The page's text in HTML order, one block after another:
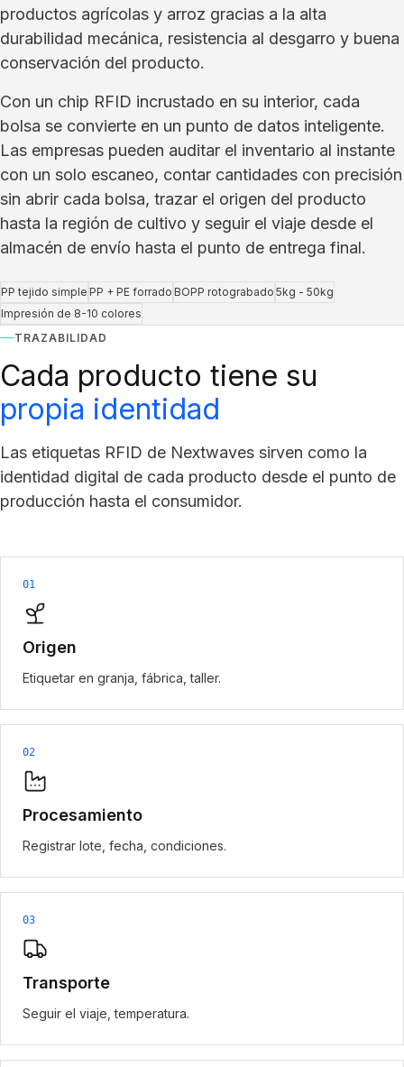
productos agrícolas y arroz gracias a la alta
durabilidad mecánica, resistencia al desgarro y buena
conservación del producto.
Con un chip RFID incrustado en su interior, cada
bolsa se convierte en un punto de datos inteligente.
Las empresas pueden auditar el inventario al instante
con un solo escaneo, contar cantidades con precisión
sin abrir cada bolsa, trazar el origen del producto
hasta la región de cultivo y seguir el viaje desde el
almacén de envío hasta el punto de entrega final.
PP tejido simple PP + PE forrado BOPP rotograbado 5kg - 50kg
Impresión de 8-10 colores
TRAZABILIDAD
Cada producto tiene su
propia identidad
Las etiquetas RFID de Nextwaves sirven como la
identidad digital de cada producto desde el punto de
producción hasta el consumidor.
01
Origen
Etiquetar en granja, fábrica, taller.
02
Procesamiento
Registrar lote, fecha, condiciones.
03
Transporte
Seguir el viaje, temperatura.